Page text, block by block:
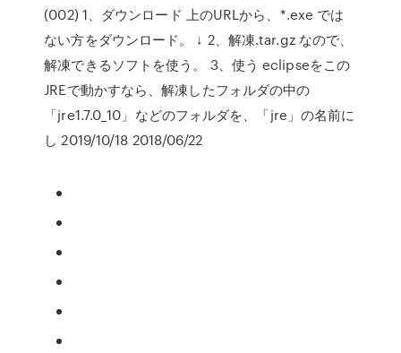
(002) 1、ダウンロード 上のURLから、*.exe では
ない方をダウンロード。 ↓ 2、解凍.tar.gz なので、
解凍できるソフトを使う。 3、使う eclipseをこの
JREで動かすなら、解凍したフォルダの中の
「jre1.7.0_10」などのフォルダを、「jre」の名前に
し 2019/10/18 2018/06/22